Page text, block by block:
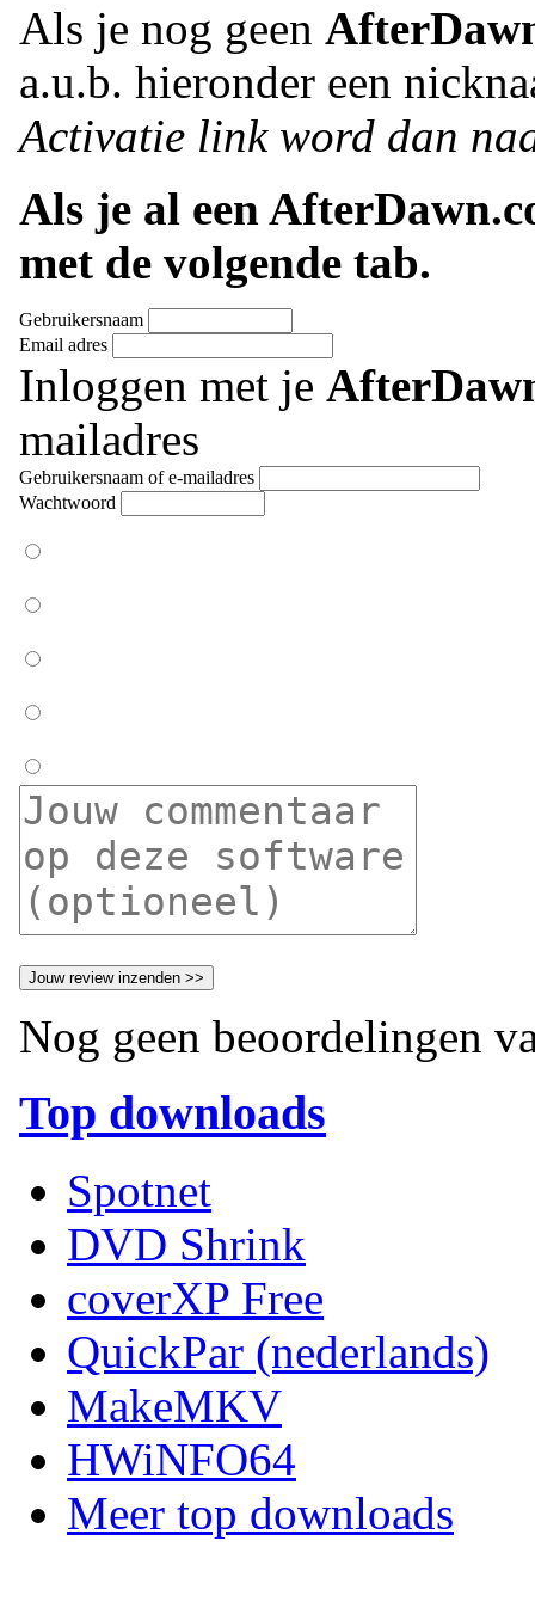
Als je nog geen
a.u.b. hieronder een
Activatie link word dan
Als je al een
met de volgende tab.
Gebruikersnaam
Email adres
Inloggen met je
mailadres
Gebruikersnaam of e-mailadres
Wachtwoord
Nog geen beoordelingen
Top downloads
Spotnet
DVD Shrink
coverXP Free
QuickPar (nederlands)
MakeMKV
HWiNFO64
Meer top downloads